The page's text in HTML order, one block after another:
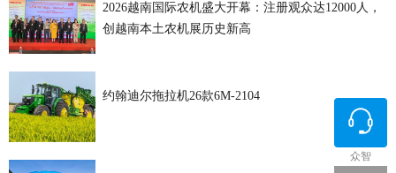
2026越南国际农机盛大开幕：注册观众达12000人，
创越南本土农机展历史新高
约翰迪尔拖拉机26款6M-2104
众智